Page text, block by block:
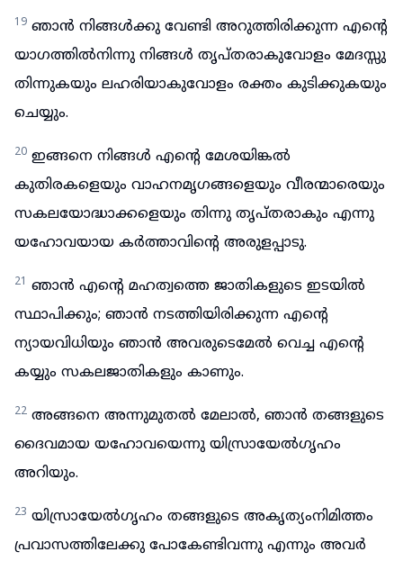
19 ഞാൻ നിങ്ങൾക്കു വേണ്ടി അറുത്തിരിക്കുന്ന എന്റെ
യാഗത്തിൽനിന്നു നിങ്ങൾ തൃപ്തരാകുവോളം മേദസ്സു
തിന്നുകയും ലഹരിയാകുവോളം രക്തം കുടിക്കുകയും
ചെയ്യും.
20 ഇങ്ങനെ നിങ്ങൾ എന്റെ മേശയിങ്കൽ
കുതിരകളെയും വാഹനമൃഗങ്ങളെയും വീരന്മാരെയും
സകലയോദ്ധാക്കളെയും തിന്നു തൃപ്തരാകും എന്നു
യഹോവയായ കർത്താവിന്റെ അരുളപ്പാടു.
21 ഞാൻ എന്റെ മഹത്വത്തെ ജാതികളുടെ ഇടയിൽ
സ്ഥാപിക്കും; ഞാൻ നടത്തിയിരിക്കുന്ന എന്റെ
ന്യായവിധിയും ഞാൻ അവരുടെമേൽ വെച്ച എന്റെ
കയ്യും സകലജാതികളും കാണും.
22 അങ്ങനെ അന്നുമുതൽ മേലാൽ, ഞാൻ തങ്ങളുടെ
ദൈവമായ യഹോവയെന്നു യിസ്രായേൽഗൃഹം
അറിയും.
23 യിസ്രായേൽഗൃഹം തങ്ങളുടെ അകൃത്യംനിമിത്തം
പ്രവാസത്തിലേക്കു പോകേണ്ടിവന്നു എന്നും അവർ